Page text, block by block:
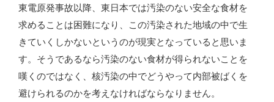
東電原発事故以降、東日本では汚染のない安全な食材を
求めることは困難になり、この汚染された地域の中で生
きていくしかないというのが現実となっていると思いま
す。そうであるなら汚染のない食材が得られないことを
嘆くのではなく、核汚染の中でどうやって内部被ばくを
避けられるのかを考えなければならなりません。